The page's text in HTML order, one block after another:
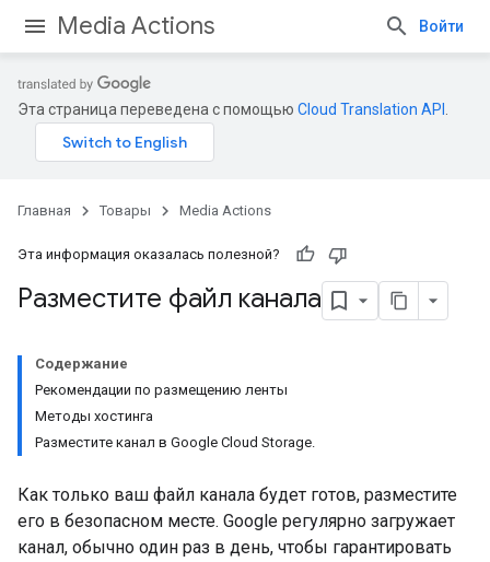
Media Actions Войти
Эта страница переведена с помощью Cloud Translation API
Главная Товары Media Actions
Эта информация оказалась полезной?
Разместите файл канала
Содержание
Рекомендации по размещению ленты
Методы хостинга
Разместите канал в Google Cloud Storage.
Как только ваш файл канала будет готов, разместите
его в безопасном месте. Google регулярно загружает
канал, обычно один раз в день, чтобы гарантировать